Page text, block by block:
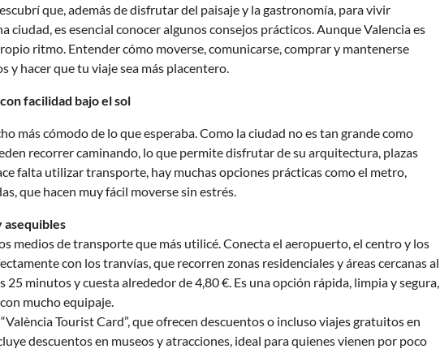
que, además de disfrutar del paisaje y la gastronomía, para vivir
ciudad, es esencial conocer algunos consejos prácticos. Aunque Valencia es
ritmo. Entender cómo moverse, comunicarse, comprar y mantenerse
y hacer que tu viaje sea más placentero.
facilidad bajo el sol
más cómodo de lo que esperaba. Como la ciudad no es tan grande como
recorrer caminando, lo que permite disfrutar de su arquitectura, plazas
falta utilizar transporte, hay muchas opciones prácticas como el metro,
que hacen muy fácil moverse sin estrés.
medios de transporte que más utilicé. Conecta el aeropuerto, el centro y los
con los tranvías, que recorren zonas residenciales y áreas cercanas al
minutos y cuesta alrededor de 4,80 €. Es una opción rápida, limpia y segura,
mucho equipaje.
Tourist Card”, que ofrecen descuentos o incluso viajes gratuitos en
descuentos en museos y atracciones, ideal para quienes vienen por poco